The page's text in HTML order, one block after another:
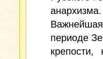
периоде